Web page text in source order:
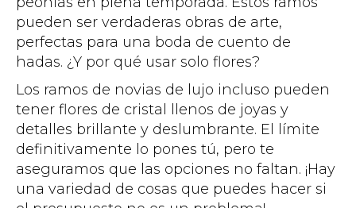
pueden ser verdaderas obras de arte,
perfectas para una boda de cuento de
hadas. ¿Y por qué usar solo flores?
Los ramos de novias de lujo incluso pueden
tener flores de cristal llenos de joyas y
detalles brillante y deslumbrante. El límite
definitivamente lo pones tú, pero te
aseguramos que las opciones no faltan. ¡Hay
una variedad de cosas que puedes hacer si